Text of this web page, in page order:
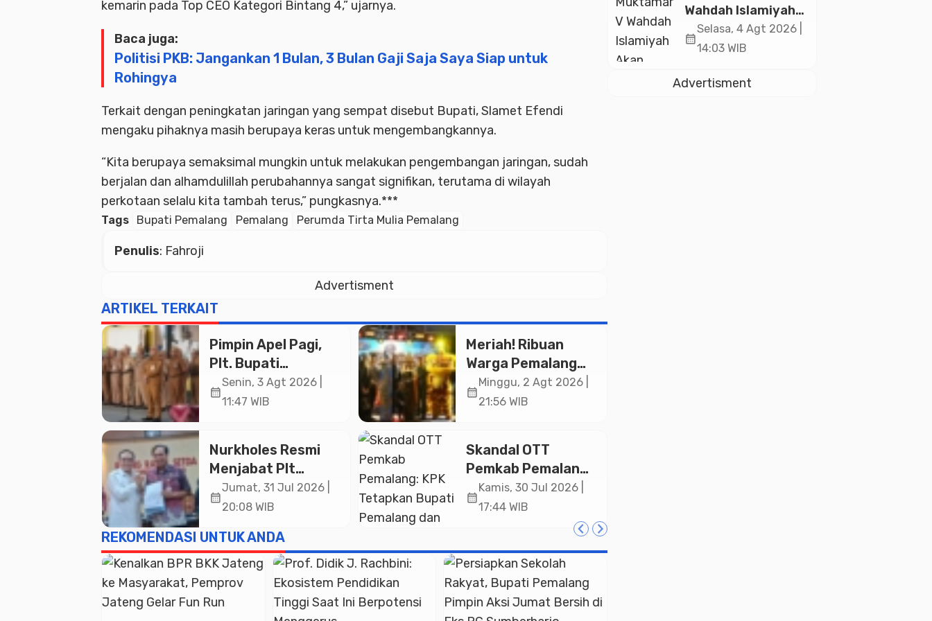
kemarin pada Top CEO Kategori Bintang 4,” ujarnya.
Baca juga:
Politisi PKB: Jangankan 1 Bulan, 3 Bulan Gaji Saja Saya Siap untuk
Rohingya
Terkait dengan peningkatan jaringan yang sempat disebut Bupati, Slamet Efendi
mengaku pihaknya masih berupaya keras untuk mengembangkannya.
“Kita berupaya semaksimal mungkin untuk melakukan pengembangan jaringan, sudah
berjalan dan alhamdulillah perubahannya sangat signifikan, terutama di wilayah
perkotaan selalu kita tambah terus,” pungkasnya.***
Tags Bupati Pemalang Pemalang Perumda Tirta Mulia Pemalang
Penulis: Fahroji
Advertisment
ARTIKEL TERKAIT
Pimpin Apel Pagi,
Plt. Bupati
Pemalang
Tekankan Disiplin
Publik
calendar_month
Senin, 3 Agt 2026 |
11:47 WIB
Meriah! Ribuan
Warga Pemalang
Padati Kirab
Festival Kamir
calendar_month
Minggu, 2 Agt 2026 |
21:56 WIB
Nurkholes Resmi
Menjabat Plt
Bupati Pemalang
calendar_month
Jumat, 31 Jul 2026 |
20:08 WIB
Skandal OTT
Pemkab Pemalang:
KPK Tetapkan
Bupati Pemalang
Tersangka
Pemerasan Rp1,98
Miliar
calendar_month
Kamis, 30 Jul 2026 |
17:44 WIB
REKOMENDASI UNTUK ANDA
Wahdah Islamiyah
Akan Kukuhkan
10.000 Guru Al-
Istiqlal
calendar_month
Selasa, 4 Agt 2026 |
14:03 WIB
Advertisment